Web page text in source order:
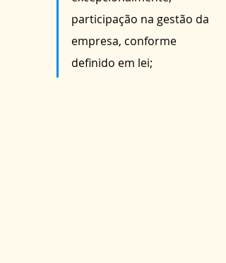
participação na gestão da
empresa, conforme
definido em lei;